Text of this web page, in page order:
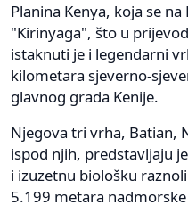
Planina Kenya, koja se
"Kirinyaga", što u
istaknuti je i legendarni
kilometara sjeverno-
glavnog grada Kenije.
Njegova tri vrha, Batian,
ispod njih, predstavljaju
i izuzetnu biološku
5.199 metara